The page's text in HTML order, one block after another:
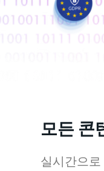
모든 콘
실시간으